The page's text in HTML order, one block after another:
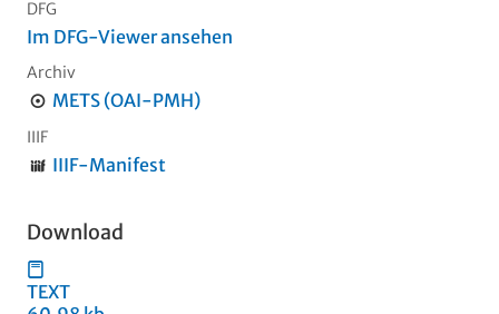
DFG
Im DFG-Viewer ansehen
Archiv
METS (OAI-PMH)
IIIF
IIIF-Manifest
Download
TEXT